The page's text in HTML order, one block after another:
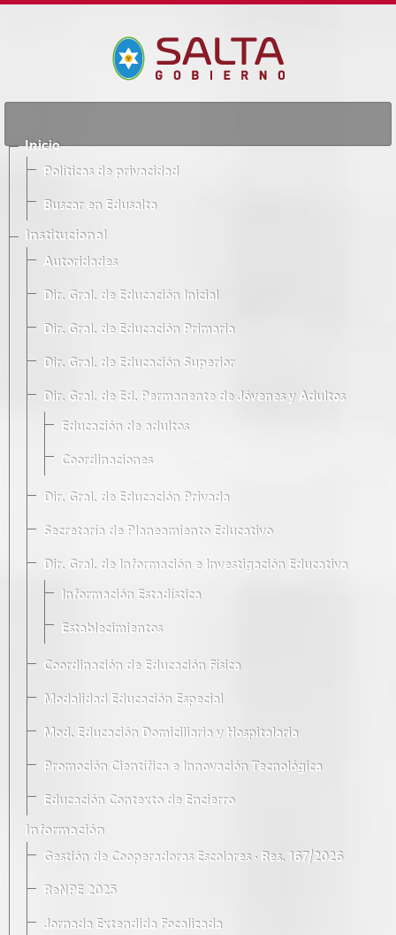
Inicio
Políticas de privacidad
Buscar en Edusalta
Institucional
Autoridades
Dir. Gral. de Educación Inicial
Dir. Gral. de Educación Primaria
Dir. Gral. de Educación Superior
Dir. Gral. de Ed. Permanente de Jóvenes y Adultos
Educación de adultos
Coordinaciones
Dir. Gral. de Educación Privada
Secretaría de Planeamiento Educativo
Dir. Gral. de Información e Investigación Educativa
Información Estadística
Establecimientos
Coordinación de Educación Física
Modalidad Educación Especial
Mod. Educación Domiciliaria y Hospitalaria
Promoción Científica e Innovación Tecnológica
Educación Contexto de Encierro
Información
Gestión de Cooperadoras Escolares · Res. 167/2026
ReNPE 2025
Jornada Extendida Focalizada